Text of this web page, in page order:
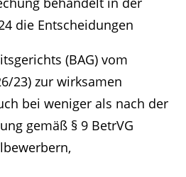
die Entscheidungen
(BAG) vom
23) zur wirksamen
bei weniger als nach der
gemäß § 9 BetrVG